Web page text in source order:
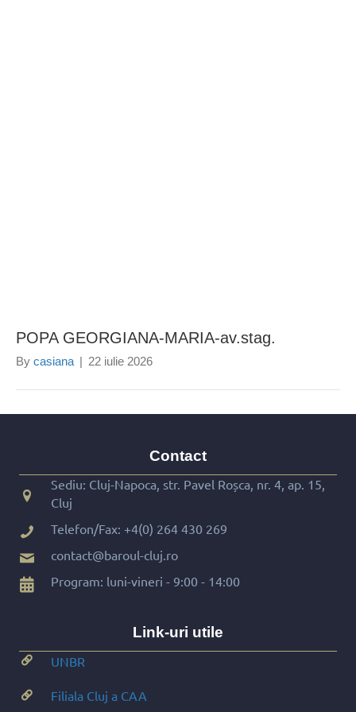
POPA GEORGIANA-MARIA-av.stag.
By casiana | 22 iulie 2026
Contact
Sediu: Cluj-Napoca, str. Pavel Roșca, nr. 4, ap. 15,
Cluj
Telefon/Fax: +4(0) 264 430 269
contact@baroul-cluj.ro
Program: luni-vineri - 9:00 - 14:00
Link-uri utile
UNBR
Filiala Cluj a CAA